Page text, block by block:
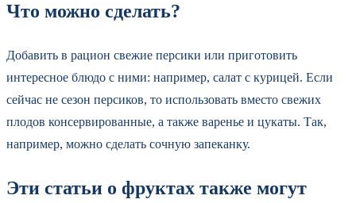
Что можно сделать?
Добавить в рацион свежие персики или приготовить
интересное блюдо с ними: например, салат с курицей. Если
сейчас не сезон персиков, то использовать вместо свежих
плодов консервированные, а также варенье и цукаты. Так,
например, можно сделать сочную запеканку.
Эти статьи о фруктах также могут